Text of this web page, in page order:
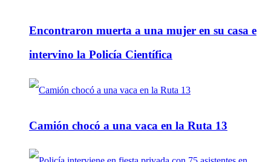
Encontraron muerta a una mujer en su casa e
intervino la Policía Científica
Camión chocó a una vaca en la Ruta 13